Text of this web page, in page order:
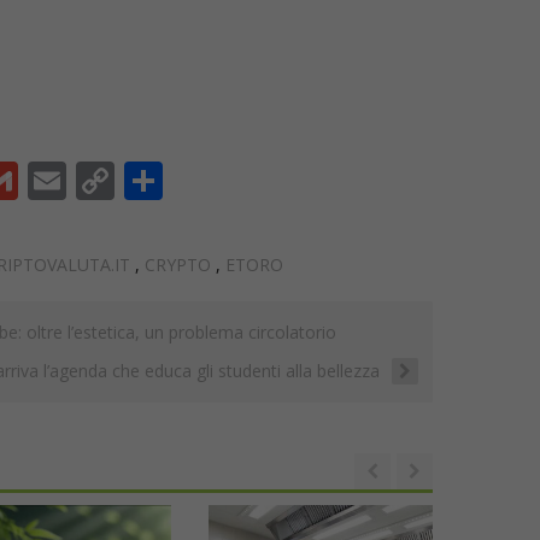
G
ai
E
ai
C
p
Li
n
n
vi
di
, CRYPTO , ETORO
oltre l’estetica, un problema circolatorio
l’agenda che educa gli studenti alla bellezza